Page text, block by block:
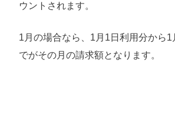
ウントされます。
1月の場合なら、1月1日利用分から1
でがその月の請求額となります。